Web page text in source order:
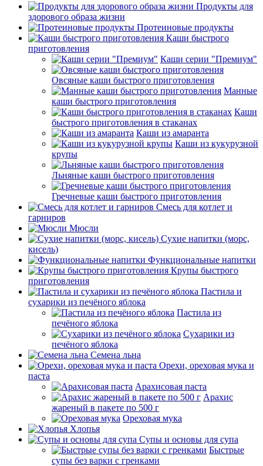
Продукты для
здорового образа жизни
Протеиновые продукты
Каши быстрого
приготовления
Каши серии "Премиум"
Овсяные каши быстрого приготовления
Манные
каши быстрого приготовления
Каши
быстрого приготовления в стаканах
Каши из амаранта
Каши из кукурузной
крупы
Льняные каши быстрого приготовления
Гречневые каши быстрого приготовления
Смесь для котлет и
гарниров
Мюсли
Сухие напитки (морс,
кисель)
Функциональные напитки
Крупы быстрого
приготовления
Пастила и
сухарики из печёного яблока
Пастила из
печёного яблока
Сухарики из
печёного яблока
Семена льна
Орехи, ореховая мука и
паста
Арахисовая паста
Арахис
жареный в пакете по 500 г
Ореховая мука
Хлопья
Супы и основы для супа
Быстрые
супы без варки с гренками